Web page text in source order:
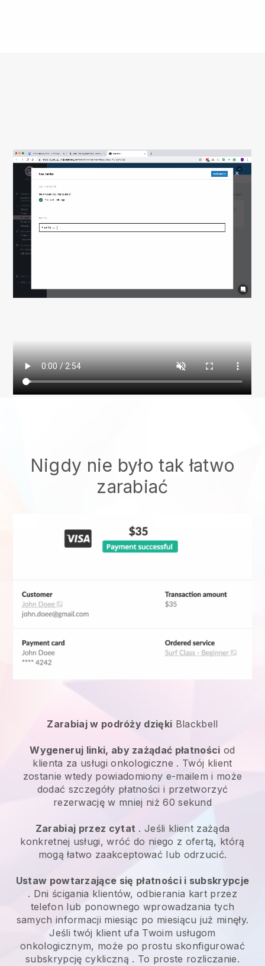
Nigdy nie było tak łatwo
zarabiać
Zarabiaj w podróży dzięki Blackbell
Wygeneruj linki, aby zażądać płatności od
klienta za usługi onkologiczne . Twój klient
zostanie wtedy powiadomiony e-mailem i może
dodać szczegóły płatności i przetworzyć
rezerwację w mniej niż 60 sekund
Zarabiaj przez cytat . Jeśli klient zażąda
konkretnej usługi, wróć do niego z ofertą, którą
mogą łatwo zaakceptować lub odrzucić.
Ustaw powtarzające się płatności i subskrypcje
. Dni ścigania klientów, odbierania kart przez
telefon lub ponownego wprowadzania tych
samych informacji miesiąc po miesiącu już minęły.
Jeśli twój klient ufa Twoim usługom
onkologicznym, może po prostu skonfigurować
subskrypcję cykliczną . To proste rozliczanie.